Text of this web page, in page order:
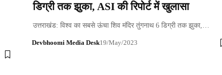
डिग्री तक झुका, ASI की रिपोर्ट में खुलासा
उत्तराखंड: विश्व का सबसे ऊंचा शिव मंदिर तुंगनाथ 6 डिग्री तक झुका,…
Devbhoomi Media Desk19/May/2023